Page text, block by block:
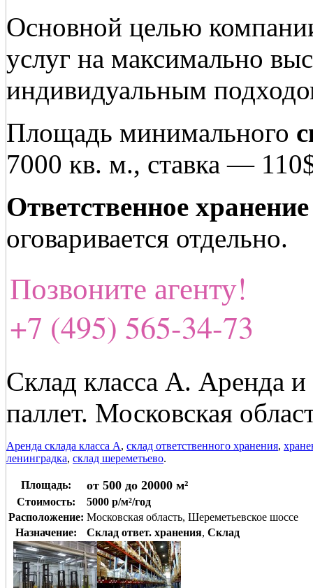
Основной целью
услуг на максимально
индивидуальным
Площадь минимального
7000 кв. м., ставка —
Ответственное хранение
оговаривается отдельно.
Позвоните агенту!
+7 (495) 565-34-73
Склад класса А. Аренда и
паллет. Московская
Аренда склада класса А, склад ответственного хранения,
ленинградка, склад шереметьево.
Площадь: от 500 до 20000 м²
Стоимость:
5000 р/м²/год
Расположение: Московская область, Шереметьевское шоссе
Назначение:
Склад ответ. хранения, Склад